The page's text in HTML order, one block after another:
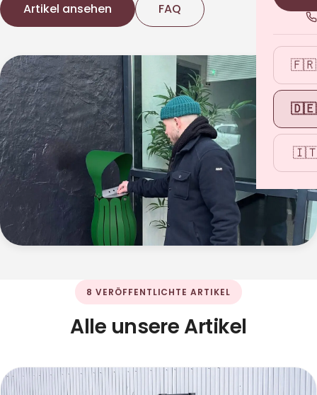
🇫🇷
🇩🇪
Artikel ansehen FAQ
8 VERÖFFENTLICHTE ARTIKEL
Alle unsere Artikel